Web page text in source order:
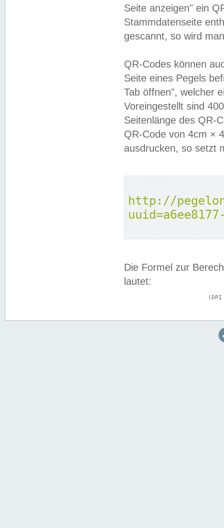
Seite anzeigen" ein
Stammdatenseite
gescannt, so wird
QR-Codes können
Seite eines Pegels
Tab öffnen", welcher
Voreingestellt sind
Seitenlänge des QR-
QR-Code von 4cm ×
ausdrucken, so setzt
http://
Die Formel zur
lautet: